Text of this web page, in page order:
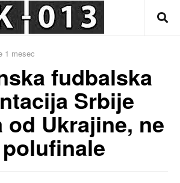
1 mesec
fudbalska
Srbije
od Ukrajine, ne